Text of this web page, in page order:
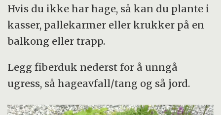
Hvis du ikke har hage, så kan du plante i
kasser, pallekarmer eller krukker på en
balkong eller trapp.
Legg fiberduk nederst for å unngå
ugress, så hageavfall/tang og så jord.